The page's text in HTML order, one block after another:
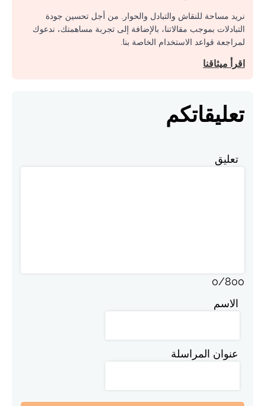
نريد مساحة للنقاش والتبادل والحوار. من أجل تحسين جودة
التبادلات بموجب مقالاتنا، بالإضافة إلى تجربة مساهمتك، ندعوك
لمراجعة قواعد الاستخدام الخاصة بنا.
اقرأ ميثاقنا
تعليقاتكم
تعليق
0/800
الاسم
عنوان المراسلة